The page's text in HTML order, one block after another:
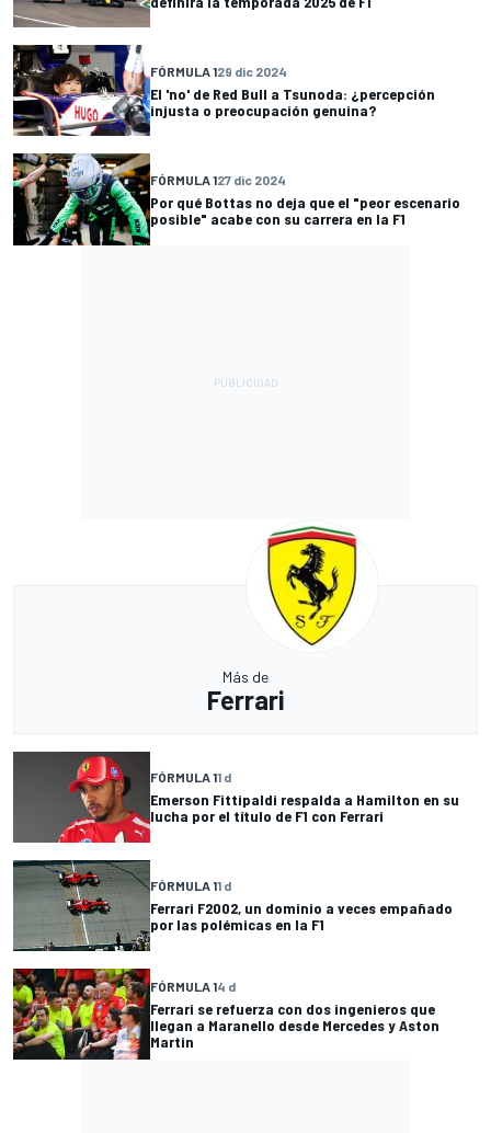
FÓRMULA 129 dic 2024
El 'no' de Red Bull a Tsunoda: ¿percepción
injusta o preocupación genuina?
FÓRMULA 127 dic 2024
Por qué Bottas no deja que el "peor escenario
posible" acabe con su carrera en la F1
Más de
Ferrari
FÓRMULA 11 d
Emerson Fittipaldi respalda a Hamilton en su
lucha por el título de F1 con Ferrari
FÓRMULA 11 d
Ferrari F2002, un dominio a veces empañado
por las polémicas en la F1
FÓRMULA 14 d
Ferrari se refuerza con dos ingenieros que
llegan a Maranello desde Mercedes y Aston
Martin